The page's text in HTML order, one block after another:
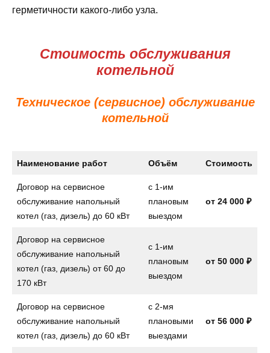
герметичности какого-либо узла.
Стоимость обслуживания
котельной
Техническое (сервисное) обслуживание
котельной
Наименование работ Объём Стоимость
Договор на сервисное
обслуживание напольный
котел (газ, дизель) до 60 кВт
с 1-им
плановым
выездом
от 24 000 ₽
Договор на сервисное
обслуживание напольный
котел (газ, дизель) от 60 до
170 кВт
с 1-им
плановым
выездом
от 50 000 ₽
Договор на сервисное
обслуживание напольный
котел (газ, дизель) до 60 кВт
с 2-мя
плановыми
выездами
от 56 000 ₽